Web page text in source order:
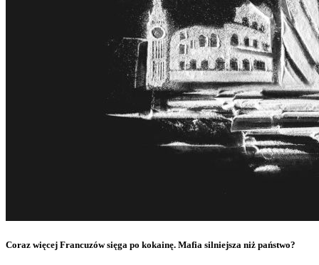
Coraz więcej Francuzów sięga po kokainę. Mafia silniejsza niż państwo?